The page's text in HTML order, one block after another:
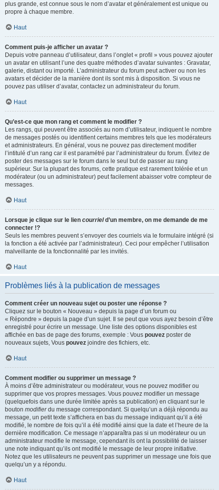
plus grande, est connue sous le nom d’avatar et généralement est unique ou
propre à chaque membre.
Haut
Comment puis-je afficher un avatar ?
Depuis votre panneau d’utilisateur, dans l’onglet « profil » vous pouvez ajouter
un avatar en utilisant l’une des quatre méthodes d’avatar suivantes : Gravatar,
galerie, distant ou importé. L’administrateur du forum peut activer ou non les
avatars et décider de la manière dont ils sont mis à disposition. Si vous ne
pouvez pas utiliser d’avatar, contactez un administrateur du forum.
Haut
Qu’est-ce que mon rang et comment le modifier ?
Les rangs, qui peuvent être associés au nom d’utilisateur, indiquent le nombre
de messages postés ou identifient certains membres tels que les modérateurs
et administrateurs. En général, vous ne pouvez pas directement modifier
l’intitulé d’un rang car il est paramétré par l’administrateur du forum. Évitez de
poster des messages sur le forum dans le seul but de passer au rang
supérieur. Sur la plupart des forums, cette pratique est rarement tolérée et un
modérateur (ou un administrateur) peut facilement abaisser votre compteur de
messages.
Haut
Lorsque je clique sur le lien courrield’un membre, on me demande de me
connecter !?
Seuls les membres peuvent s’envoyer des courriels via le formulaire intégré (si
la fonction a été activée par l’administrateur). Ceci pour empêcher l’utilisation
malveillante de la fonctionnalité par les invités.
Haut
Problèmes liés à la publication de messages
Comment créer un nouveau sujet ou poster une réponse ?
Cliquez sur le bouton « Nouveau » depuis la page d’un forum ou
« Répondre » depuis la page d’un sujet. Il se peut que vous ayez besoin d’être
enregistré pour écrire un message. Une liste des options disponibles est
affichée en bas de page des forums, exemple : Vous pouvez poster de
nouveaux sujets, Vous pouvez joindre des fichiers, etc.
Haut
Comment modifier ou supprimer un message ?
À moins d’être administrateur ou modérateur, vous ne pouvez modifier ou
supprimer que vos propres messages. Vous pouvez modifier un message
(quelquefois dans une durée limitée après sa publication) en cliquant sur le
bouton modifierdu message correspondant. Si quelqu’un a déjà répondu au
message, un petit texte s’affichera en bas du message indiquant qu’il a été
modifié, le nombre de fois qu’il a été modifié ainsi que la date et l’heure de la
dernière modification. Ce message n’apparaîtra pas si un modérateur ou un
administrateur modifie le message, cependant ils ont la possibilité de laisser
une note indiquant qu’ils ont modifié le message de leur propre initiative.
Notez que les utilisateurs ne peuvent pas supprimer un message une fois que
quelqu’un y a répondu.
Haut